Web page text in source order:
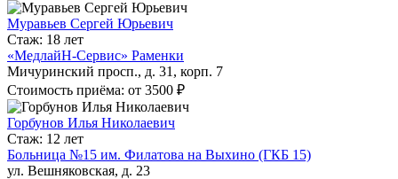
Муравьев Сергей Юрьевич
Стаж: 18 лет
«МедлайН-Сервис» Раменки
Мичуринский просп., д. 31, корп. 7
Стоимость приёма: от 3500 ₽
Горбунов Илья Николаевич
Стаж: 12 лет
Больница №15 им. Филатова на Выхино (ГКБ 15)
ул. Вешняковская, д. 23